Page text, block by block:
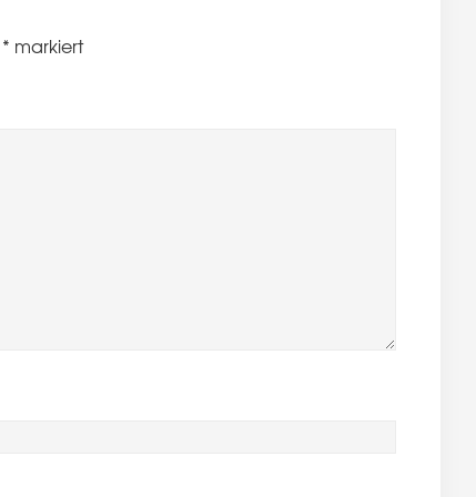
* markiert